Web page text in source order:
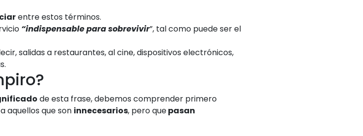
entre estos términos.
“indispensable para sobrevivir”, tal como puede ser el
salidas a restaurantes, al cine, dispositivos electrónicos,
de esta frase, debemos comprender primero
aquellos que son innecesarios, pero quepasan